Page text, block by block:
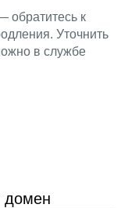
обратитесь к
Уточнить
в службе
домен